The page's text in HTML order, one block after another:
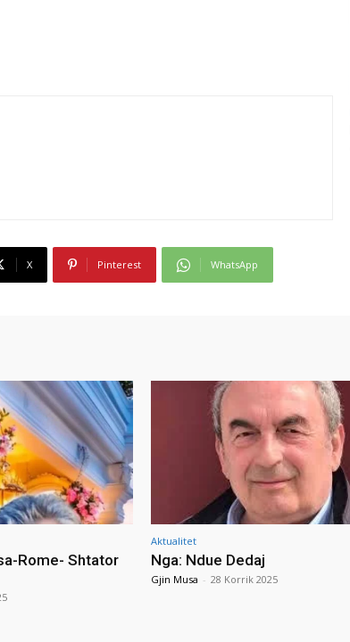
X Pinterest WhatsApp
Rome- Shtator
Aktualitet
Nga: Ndue Dedaj
Gjin Musa - 28 Korrik 2025